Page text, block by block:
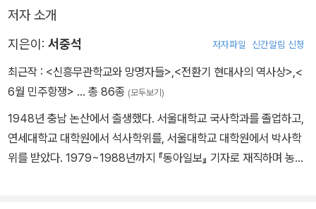
저자 소개
지은이: 서중석 저자파일 신간알림 신청
최근작 : <신흥무관학교와 망명자들>,<전환기 현대사의 역사상>,<
6월 민주항쟁> … 총 86종 (모두보기)
1948년 충남 논산에서 출생했다. 서울대학교 국사학과를 졸업하고,
연세대학교 대학원에서 석사학위를, 서울대학교 대학원에서 박사학
위를 받았다. 1979~1988년까지 『동아일보』 기자로 재직하며 농촌·